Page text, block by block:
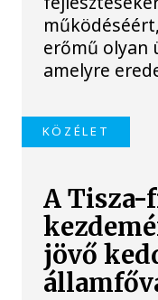
erőmű olyan
amelyre
KÖZÉLET
A Tisza-
jövő